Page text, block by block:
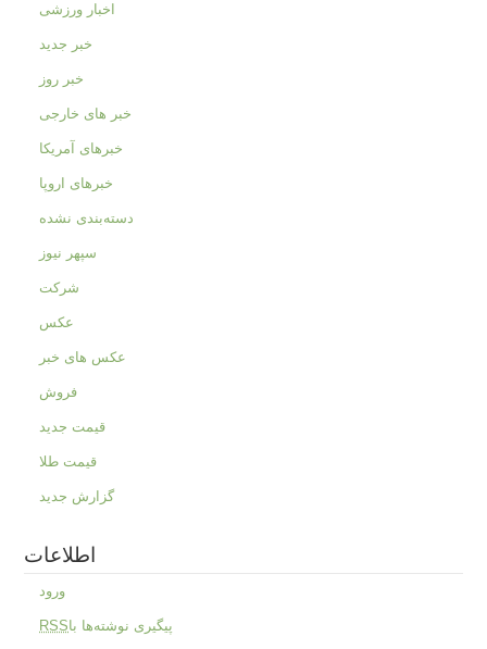
اخبار ورزشی
خبر جدید
خبر روز
خبر های خارجی
خبرهای آمریکا
خبرهای اروپا
دسته‌بندی نشده
سپهر نیوز
شرکت
عکس
عکس های خبر
فروش
قیمت جدید
قیمت طلا
گزارش جدید
اطلاعات
ورود
پیگیری نوشته‌ها باRSS